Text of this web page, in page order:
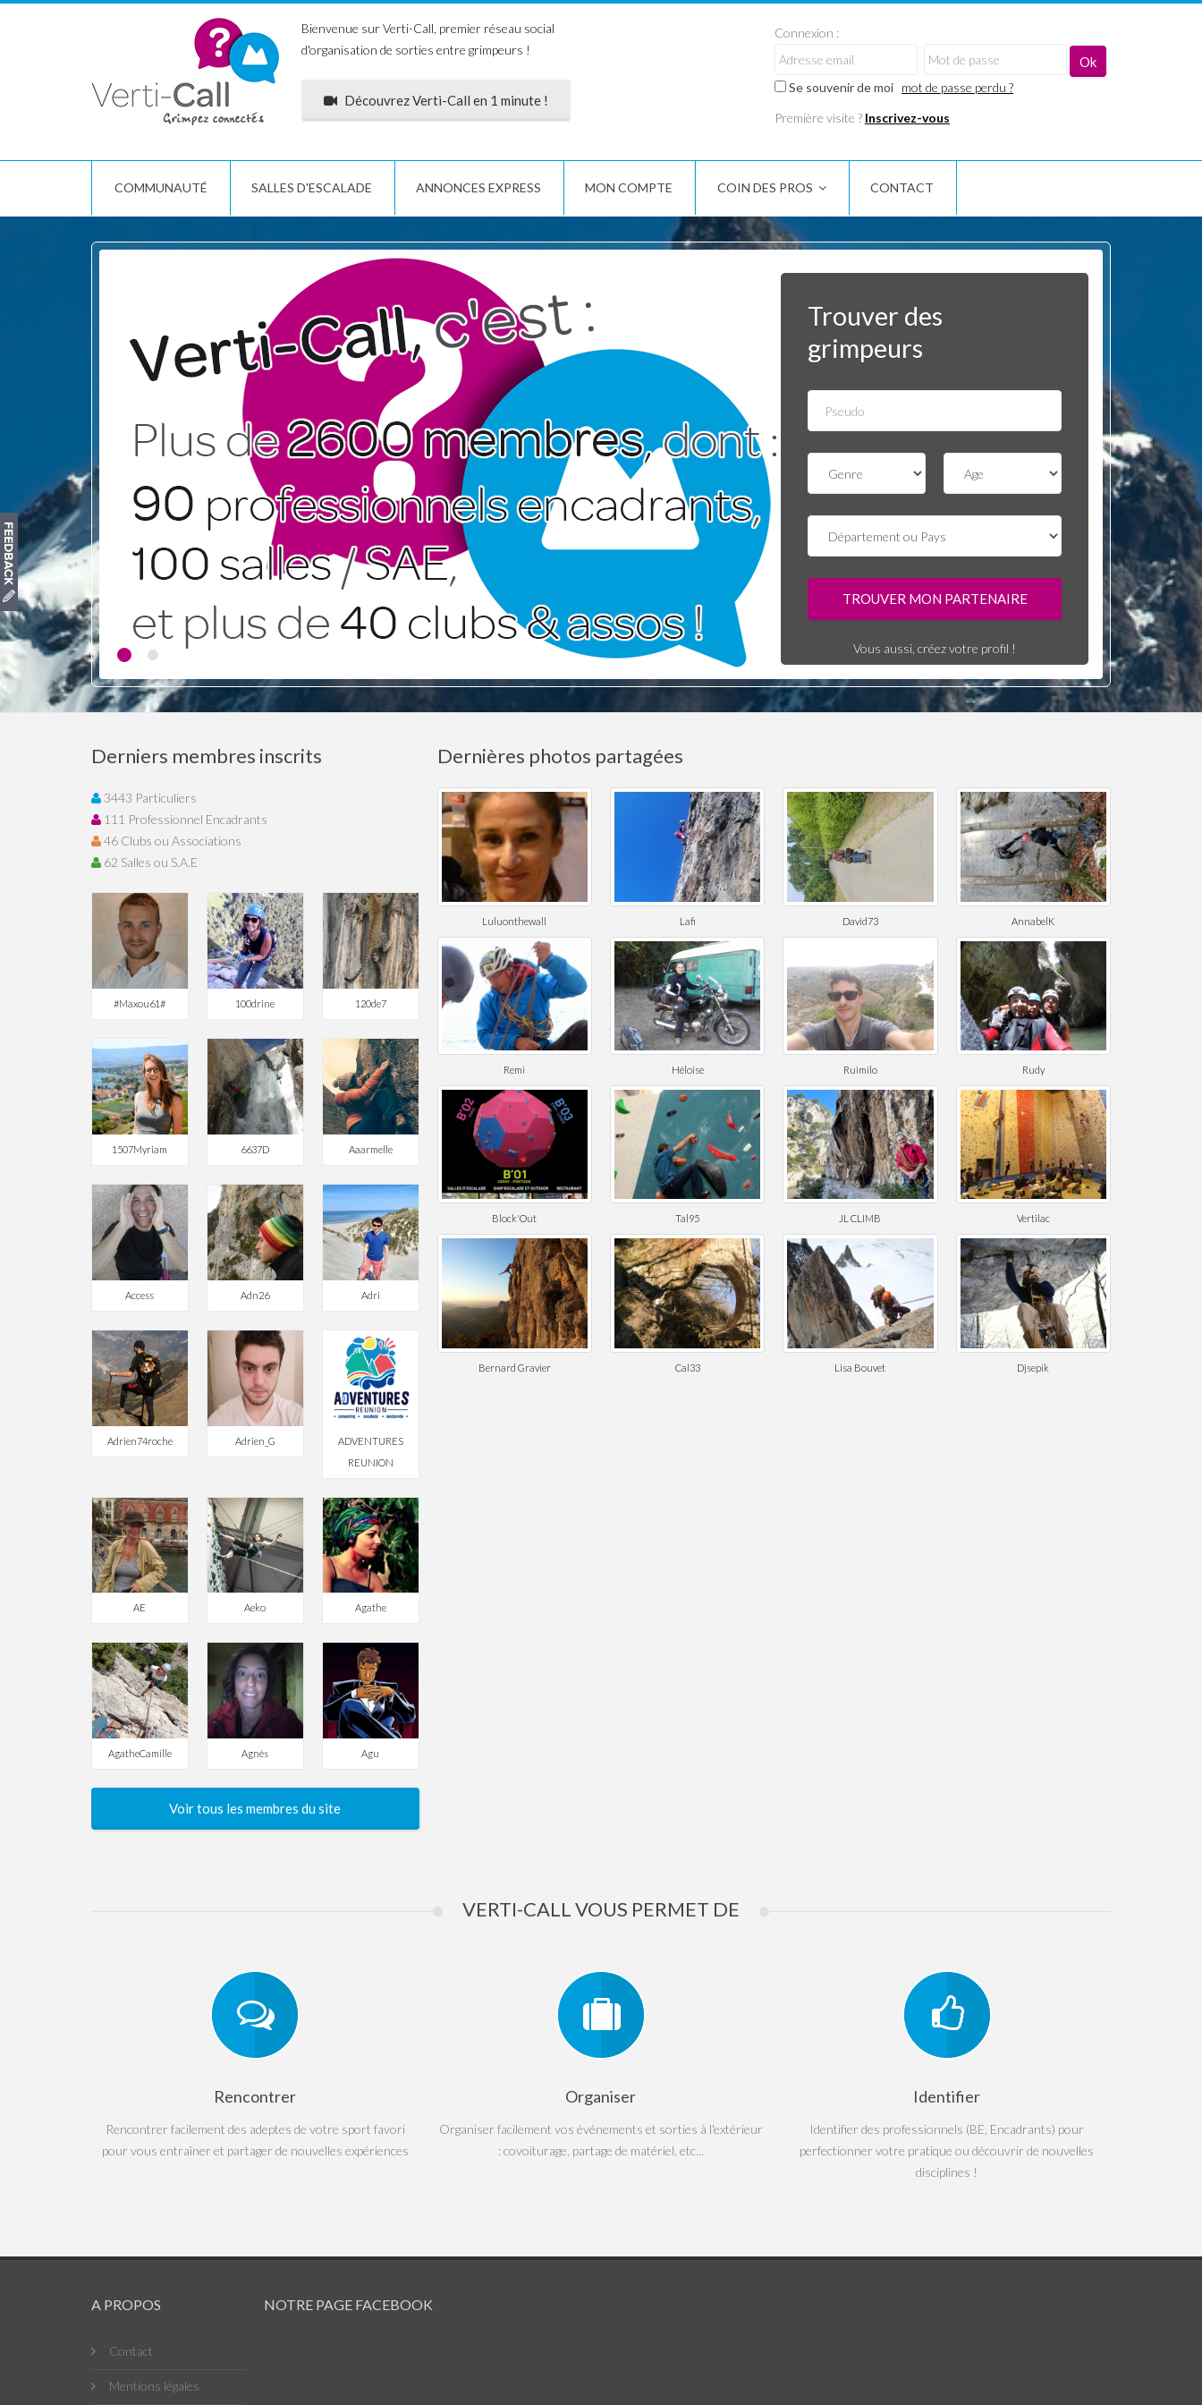
Bienvenue sur Verti-Call, premier réseau social
d'organisation de sorties entre grimpeurs !
Découvrez Verti-Call en 1 minute !
Connexion :
Se souvenir de moi mot de passe perdu ?
Première visite ? Inscrivez-vous
COMMUNAUTÉ SALLES D'ESCALADE ANNONCES EXPRESS MON COMPTE COIN DES PROS CONTACT
Trouver des
grimpeurs
Vous aussi, créez votre profil !
Derniers membres inscrits
3443 Particuliers
111 Professionnel Encadrants
46 Clubs ou Associations
62 Salles ou S.A.E
#Maxou61# 100drine 120de7
1507Myriam 6637D Aaarmelle
Access Adn26 Adri
Adrien74roche Adrien_G
ADVENTURES
REUNION
AE Aeko Agathe
AgatheCamille Agnès Agu
Voir tous les membres du site
Dernières photos partagées
Luluonthewall Lafi David73 AnnabelK
Remi Héloise Ruimilo Rudy
Block'Out Tal95 JL CLIMB Vertilac
Bernard Gravier Cal33 Lisa Bouvet Djsepik
VERTI-CALL VOUS PERMET DE
Rencontrer
Rencontrer facilement des adeptes de votre sport favori
pour vous entraîner et partager de nouvelles expériences
Organiser
Organiser facilement vos événements et sorties à l'extérieur
: covoiturage, partage de matériel, etc...
Identifier
Identifier des professionnels (BE, Encadrants) pour
perfectionner votre pratique ou découvrir de nouvelles
disciplines !
A PROPOS
Contact
Mentions légales
NOTRE PAGE FACEBOOK